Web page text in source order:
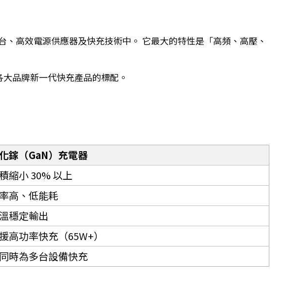
高效電源供應器及快充技術中。 它最大的特性是「高頻、高壓、
品牌新一代快充產品的標配。
鎵（GaN）充電器
縮小 30% 以上
高、低能耗
穩定輸出
高功率快充（65W+）
時為多台設備快充